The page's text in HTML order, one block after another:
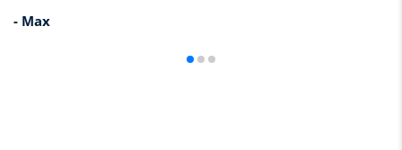
- Max